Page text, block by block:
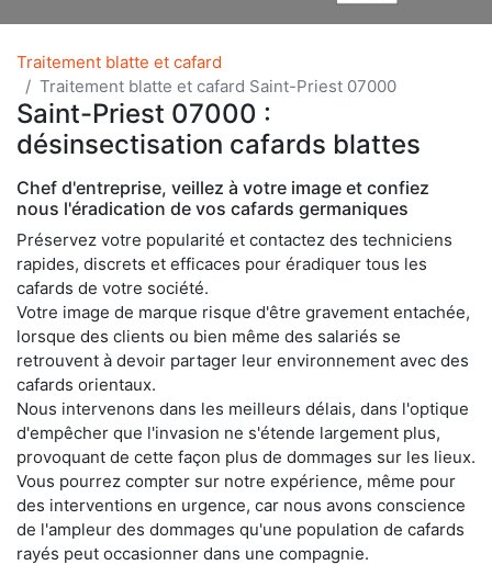
Traitement blatte et cafard
Traitement blatte et cafard Saint-Priest 07000
Saint-Priest 07000 :
désinsectisation cafards blattes
Chef d'entreprise, veillez à votre image et confiez
nous l'éradication de vos cafards germaniques
Préservez votre popularité et contactez des techniciens
rapides, discrets et efficaces pour éradiquer tous les
cafards de votre société.
Votre image de marque risque d'être gravement entachée,
lorsque des clients ou bien même des salariés se
retrouvent à devoir partager leur environnement avec des
cafards orientaux.
Nous intervenons dans les meilleurs délais, dans l'optique
d'empêcher que l'invasion ne s'étende largement plus,
provoquant de cette façon plus de dommages sur les lieux.
Vous pourrez compter sur notre expérience, même pour
des interventions en urgence, car nous avons conscience
de l'ampleur des dommages qu'une population de cafards
rayés peut occasionner dans une compagnie.